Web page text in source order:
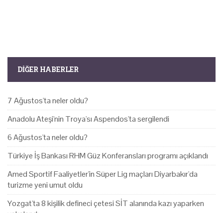
DIĞER HABERLER
7 Ağustos'ta neler oldu?
Anadolu Ateşi'nin Troya'sı Aspendos'ta sergilendi
6 Ağustos'ta neler oldu?
Türkiye İş Bankası RHM Güz Konferansları programı açıklandı
Amed Sportif Faaliyetler'in Süper Lig maçları Diyarbakır'da
turizme yeni umut oldu
Yozgat'ta 8 kişilik defineci çetesi SİT alanında kazı yaparken